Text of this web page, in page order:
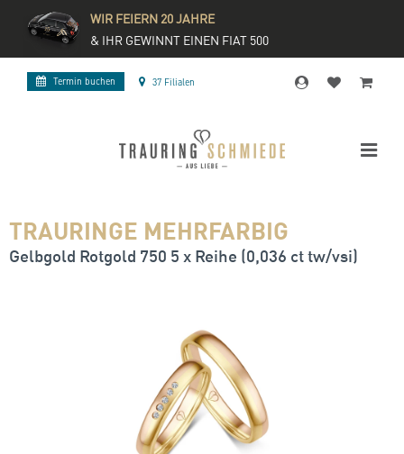
WIR FEIERN 20 JAHRE
& IHR GEWINNT EINEN FIAT 500
Termin buchen 37 Filialen
TRAURINGE MEHRFARBIG
Gelbgold Rotgold 750 5 x Reihe (0,036 ct tw/vsi)